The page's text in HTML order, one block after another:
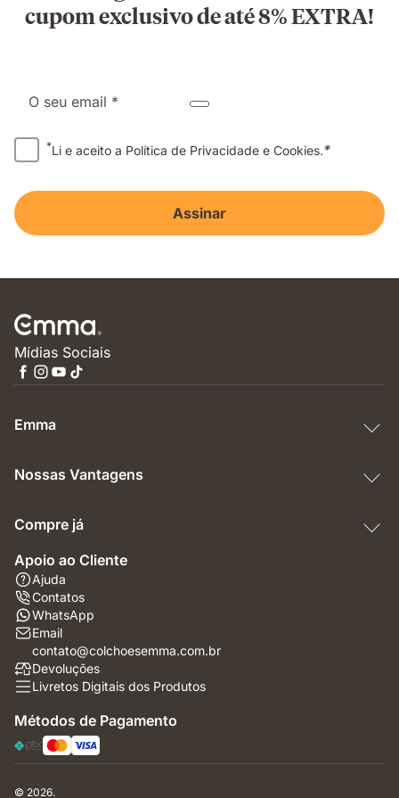
cupom exclusivo de até 8% EXTRA!
O seu email *
*Li e aceito a Política de Privacidade e Cookies.*
Assinar
Mídias Sociais
Emma
Nossas Vantagens
Compre já
Apoio ao Cliente
Ajuda
Contatos
WhatsApp
Email
contato@colchoesemma.com.br
Devoluções
Livretos Digitais dos Produtos
Métodos de Pagamento
© 2026.